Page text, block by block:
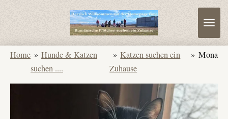
Home » Hunde & Katzen
suchen ....
» Katzen suchen ein
Zuhause
» Mona